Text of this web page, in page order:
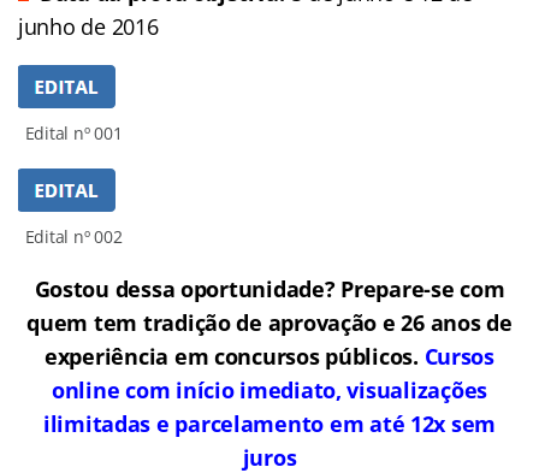
junho de 2016
Edital nº 001
Edital nº 002
Gostou dessa oportunidade? Prepare-se com
quem tem tradição de aprovação e 26 anos de
experiência em concursos públicos. Cursos
online com início imediato, visualizações
ilimitadas e parcelamento em até 12x sem
juros